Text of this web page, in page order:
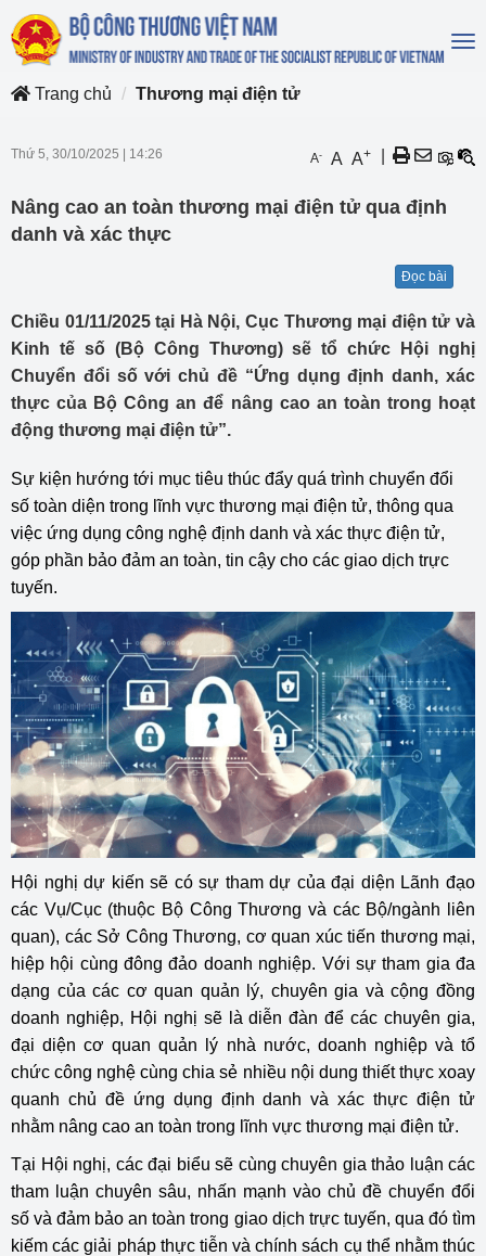
Trang chủ
Thương mại điện tử
Thứ 5, 30/10/2025 14:26 A- A A+
Nâng cao an toàn thương mại điện tử qua định
danh và xác thực
Đọc bài
Chiều 01/11/2025 tại Hà Nội, Cục Thương mại điện tử và
Kinh tế số (Bộ Công Thương) sẽ tổ chức Hội nghị
Chuyển đổi số với chủ đề “Ứng dụng định danh, xác
thực của Bộ Công an để nâng cao an toàn trong hoạt
động thương mại điện tử”.
Sự kiện hướng tới mục tiêu thúc đẩy quá trình chuyển đổi
số toàn diện trong lĩnh vực thương mại điện tử, thông qua
việc ứng dụng công nghệ định danh và xác thực điện tử,
góp phần bảo đảm an toàn, tin cậy cho các giao dịch trực
tuyến.
Hội nghị dự kiến sẽ có sự tham dự của đại diện Lãnh đạo
các Vụ/Cục (thuộc Bộ Công Thương và các Bộ/ngành liên
quan), các Sở Công Thương, cơ quan xúc tiến thương mại,
hiệp hội cùng đông đảo doanh nghiệp. Với sự tham gia đa
dạng của các cơ quan quản lý, chuyên gia và cộng đồng
doanh nghiệp, Hội nghị sẽ là diễn đàn để các chuyên gia,
đại diện cơ quan quản lý nhà nước, doanh nghiệp và tổ
chức công nghệ cùng chia sẻ nhiều nội dung thiết thực xoay
quanh chủ đề ứng dụng định danh và xác thực điện tử
nhằm nâng cao an toàn trong lĩnh vực thương mại điện tử.
Tại Hội nghị, các đại biểu sẽ cùng chuyên gia thảo luận các
tham luận chuyên sâu, nhấn mạnh vào chủ đề chuyển đổi
số và đảm bảo an toàn trong giao dịch trực tuyến, qua đó tìm
kiếm các giải pháp thực tiễn và chính sách cụ thể nhằm thúc